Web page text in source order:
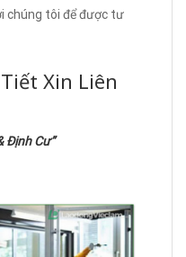
chúng tôi để được tư
Xin Liên
Định Cư”